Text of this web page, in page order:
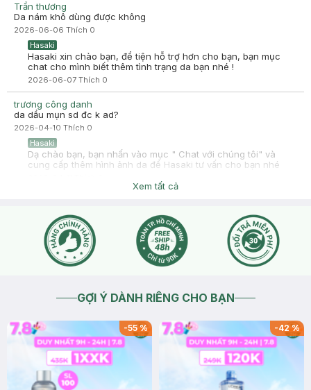
Trần thương
Da nám khô dùng được không
2026-06-06 Thích 0
Hasaki
Hasaki xin chào bạn, để tiện hỗ trợ hơn cho bạn, bạn mục
chat cho mình biết thêm tình trạng da bạn nhé !
2026-06-07 Thích 0
trương công danh
da dầu mụn sd đc k ad?
2026-04-10 Thích 0
Hasaki
Dạ chào bạn, bạn nhấn vào mục " Chat với chúng tôi" và
cung cấp thêm hình ảnh da để Hasaki tư vấn cho bạn nhé
Xem tất cả
GỢI Ý DÀNH RIÊNG CHO BẠN
-55% -42%